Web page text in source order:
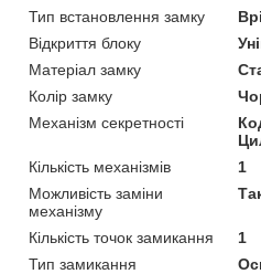
Тип встановлення замку
Відкриття блоку
Матеріал замку
Колір замку
Механізм секретності
Кількість механізмів
1
Можливість заміни
механізму
Кількість точок замикання
1
Тип замикання